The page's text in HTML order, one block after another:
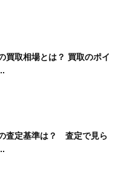
買取相場とは？ 買取のポイ
査定基準は？ 査定で見ら